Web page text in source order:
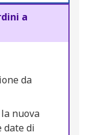
a
da
nuova
date di